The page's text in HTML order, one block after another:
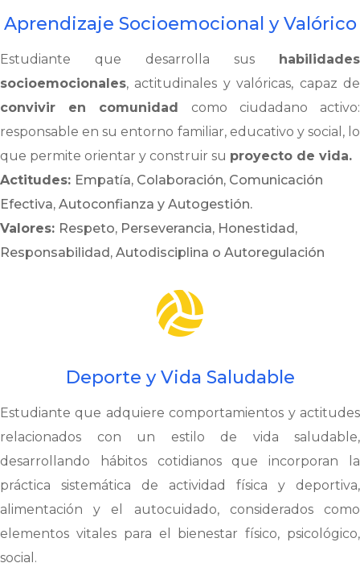
Aprendizaje Socioemocional y Valórico
Estudiante que desarrolla sus habilidades
socioemocionales, actitudinales y valóricas, capaz de
convivir en comunidad como ciudadano activo:
responsable en su entorno familiar, educativo y social, lo
que permite orientar y construir su proyecto de vida.
Actitudes: Empatía, Colaboración, Comunicación
Efectiva, Autoconfianza y Autogestión.
Valores: Respeto, Perseverancia, Honestidad,
Responsabilidad, Autodisciplina o Autoregulación

Deporte y Vida Saludable
Estudiante que adquiere comportamientos y actitudes
relacionados con un estilo de vida saludable,
desarrollando hábitos cotidianos que incorporan la
práctica sistemática de actividad física y deportiva,
alimentación y el autocuidado, considerados como
elementos vitales para el bienestar físico, psicológico,
social.